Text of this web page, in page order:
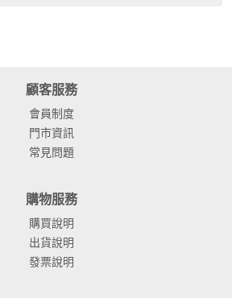
顧客服務
會員制度
門市資訊
常見問題
購物服務
購買說明
出貨說明
發票說明